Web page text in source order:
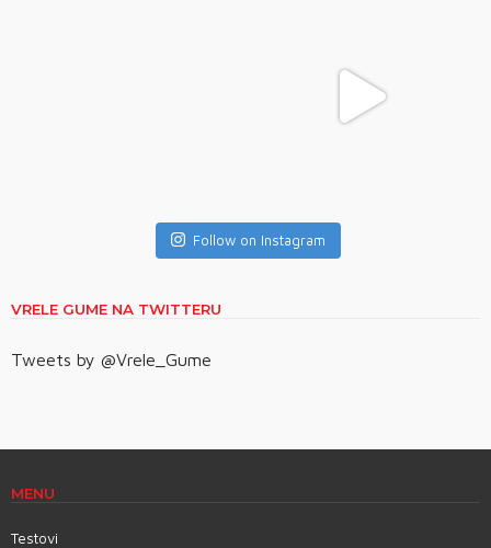
Follow on Instagram
VRELE GUME NA TWITTERU
Tweets by @Vrele_Gume
MENU
Testovi